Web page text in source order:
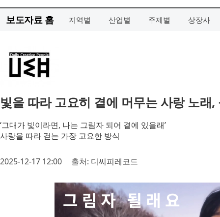
보도자료 홈 지역별 산업별 주제별 상장사
빛을 따라 고요히 곁에 머무는 사랑 노래,
‘그대가 빛이라면, 나는 그림자 되어 곁에 있을래’
사랑을 따라 걷는 가장 고요한 방식
2025-12-17 12:00 출처: 디씨피레코드